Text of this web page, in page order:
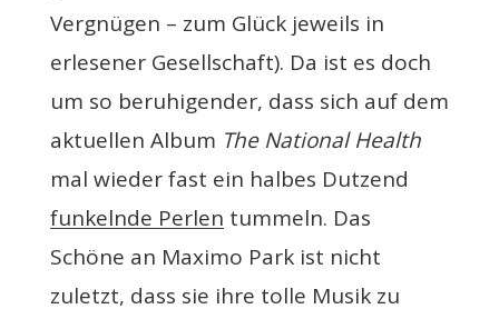
Vergnügen – zum Glück jeweils in
erlesener Gesellschaft). Da ist es doch
um so beruhigender, dass sich auf dem
aktuellen Album The National Health
mal wieder fast ein halbes Dutzend
funkelnde Perlen tummeln. Das
Schöne an Maximo Park ist nicht
zuletzt, dass sie ihre tolle Musik zu